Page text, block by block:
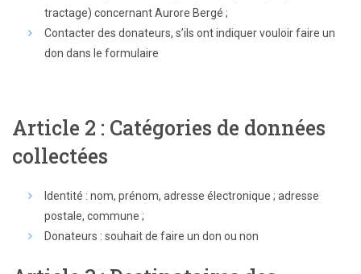
tractage) concernant Aurore Bergé ;
Contacter des donateurs, s’ils ont indiquer vouloir faire un
don dans le formulaire
Article 2 : Catégories de données
collectées
Identité : nom, prénom, adresse électronique ; adresse
postale, commune ;
Donateurs : souhait de faire un don ou non